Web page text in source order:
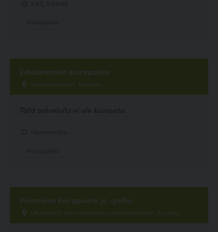
Eskolanmäen koirapuisto
Ummeljoenraitti, Kouvola
Tällä palvelulla ei ole kuvausta.
Palomäen koirapuisto ja -polku
Ulkoilureitti Sammonkadun päästä koilliseen, Kouvola